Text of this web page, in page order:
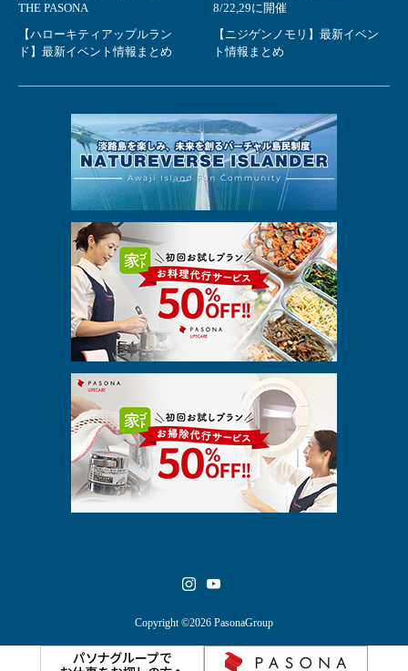
THE PASONA
8/22,29に開催
【ハローキティアップルラン
ド】最新イベント情報まとめ
【ニジゲンノモリ】最新イベン
ト情報まとめ
Copyright ©2026 PasonaGroup